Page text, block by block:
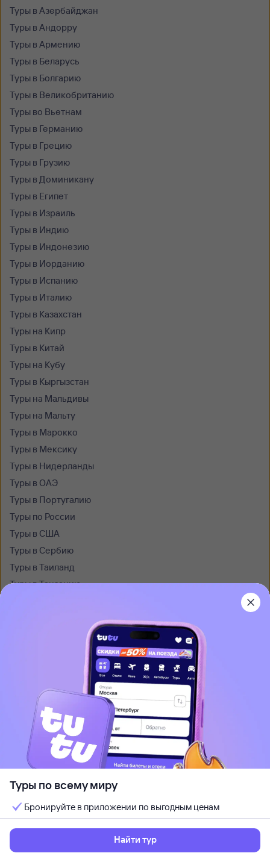
Туры в Азербайджан
Туры в Андорру
Туры в Армению
Туры в Беларусь
Туры в Болгарию
Туры в Великобританию
Туры во Вьетнам
Туры в Германию
Туры в Грецию
Туры в Грузию
Туры в Доминикану
Туры в Египет
Туры в Израиль
Туры в Индию
Туры в Индонезию
Туры в Иорданию
Туры в Испанию
Туры в Италию
Туры в Казахстан
Туры на Кипр
Туры в Китай
Туры на Кубу
Туры в Кыргызстан
Туры на Мальдивы
Туры на Мальту
Туры в Марокко
Туры в Мексику
Туры в Нидерланды
Туры в ОАЭ
Туры в Португалию
Туры по России
Туры в США
Туры в Сербию
Туры в Таиланд
Туры в Танзанию
Туры в Узбекистан
Туры в Черногорию
Туры в Чехию
Туры в Швейцарию
Туры на Шри-Ланку
Туры в Южную Корею
Туры в Японию
Все туры из Тулы
Горящие туры в Армению
Раннее бронирование туров в Армению
Все, что нужно знать о Армении перед поездкой
Туры по всему миру
Бронируйте в приложении по выгодным ценам
Найти тур